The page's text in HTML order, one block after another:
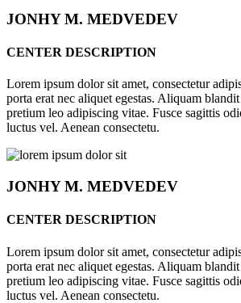
JONHYM. MEDVEDEV
CENTER DESCRIPTION
Lorem ipsum dolor sit amet, consectetur
porta erat nec aliquet egestas. Aliquam
pretium leo adipiscing vitae. Fusce sagittis
luctus vel. Aenean consectetu.
JONHYM. MEDVEDEV
CENTER DESCRIPTION
Lorem ipsum dolor sit amet, consectetur
porta erat nec aliquet egestas. Aliquam
pretium leo adipiscing vitae. Fusce sagittis
luctus vel. Aenean consectetu.